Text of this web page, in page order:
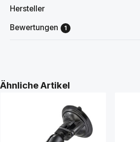
Hersteller
Bewertungen
1
Produktgalerie überspringen
Ähnliche Artikel